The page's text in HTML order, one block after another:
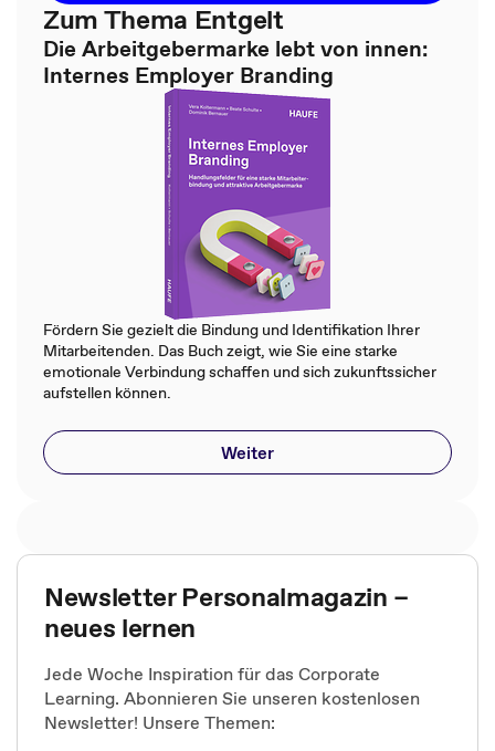
Zum Thema Entgelt
Die Arbeitgebermarke lebt von innen:
Internes Employer Branding
Fördern Sie gezielt die Bindung und Identifikation Ihrer
Mitarbeitenden. Das Buch zeigt, wie Sie eine starke
emotionale Verbindung schaffen und sich zukunftssicher
aufstellen können.
Weiter
Newsletter Personalmagazin –
neues lernen
Jede Woche Inspiration für das Corporate
Learning. Abonnieren Sie unseren kostenlosen
Newsletter! Unsere Themen: